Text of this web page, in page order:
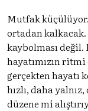
Mutfak
ortadan kalkacak.
kaybolması
hayatımızın
gerçekten hayatı
hızlı, daha
düzene mi